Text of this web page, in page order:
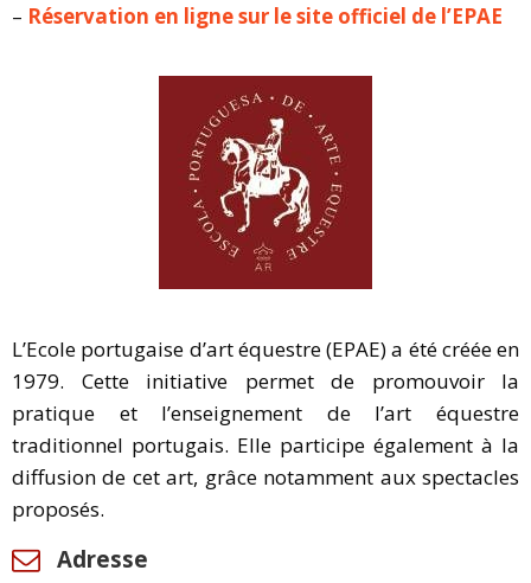
– Réservation en ligne sur le site officiel de l’EPAE
L’Ecole portugaise d’art équestre (EPAE) a été créée en
1979. Cette initiative permet de promouvoir la
pratique et l’enseignement de l’art équestre
traditionnel portugais. Elle participe également à la
diffusion de cet art, grâce notamment aux spectacles
proposés.
Adresse